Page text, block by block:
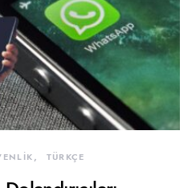
TÜRKÇE